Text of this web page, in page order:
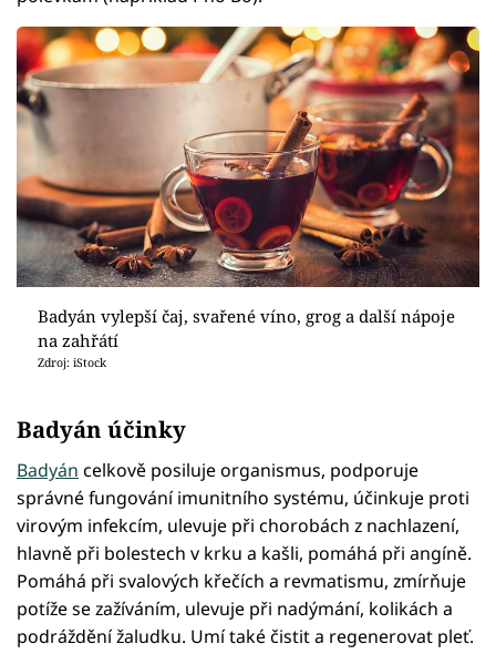
Badyán vylepší čaj, svařené víno, grog a další nápoje
na zahřátí
Zdroj: iStock
Badyán účinky
Badyán celkově posiluje organismus, podporuje
správné fungování imunitního systému, účinkuje proti
virovým infekcím, ulevuje při chorobách z nachlazení,
hlavně při bolestech v krku a kašli, pomáhá při angíně.
Pomáhá při svalových křečích a revmatismu, zmírňuje
potíže se zažíváním, ulevuje při nadýmání, kolikách a
podráždění žaludku. Umí také čistit a regenerovat pleť.